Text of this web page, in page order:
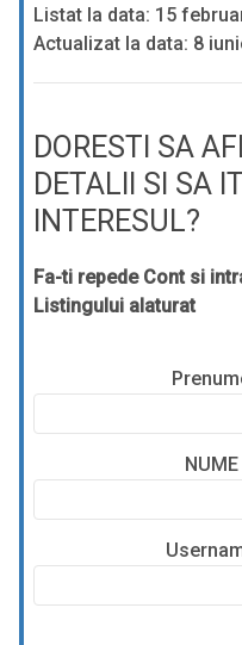
Listat la data: 15
Actualizat la data: 8
DORESTI SA
DETALII SI SA
INTERESUL?
Fa-ti repede Cont si
Listingului alaturat